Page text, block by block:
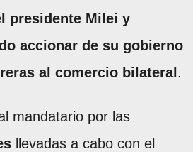
presidente Milei y
accionar de su gobierno
al comercio bilateral .
mandatario por las
llevadas a cabo con el